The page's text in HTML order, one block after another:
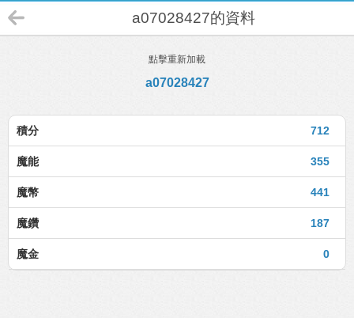
a07028427的資料
點擊重新加載
a07028427
712
積分
355
魔能
441
魔幣
187
魔鑽
0
魔金